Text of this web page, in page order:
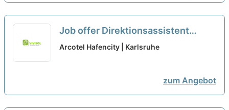
Job offer Direktionsassistent
(m/w/d) Wochenende Frei in
Arcotel Hafencity | Karlsruhe
zum Angebot